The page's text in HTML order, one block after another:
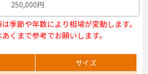
250,000円
季節や年数により相場が変動します。
くまで参考でお願いします。
サイズ